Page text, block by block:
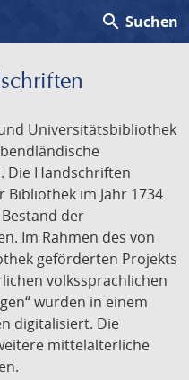
search Suchen
Universitätsbibliothek
Die Handschriften
im Jahr 1734
der
Im Rahmen des von
geförderten Projekts
volkssprachlichen
wurden in einem
digitalisiert. Die
mittelalterliche